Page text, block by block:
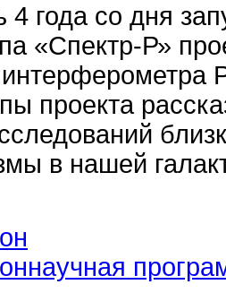
года со дня
«Спектр-Р»
интерферометра
проекта
в нашей